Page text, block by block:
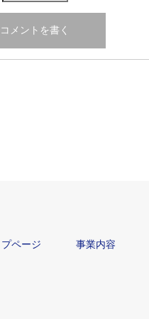
ページ 事業内容